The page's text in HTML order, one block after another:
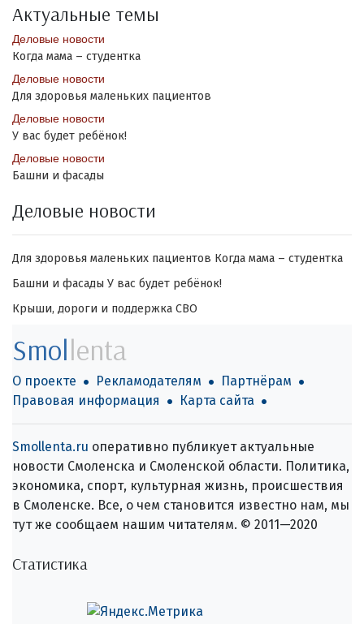
Актуальные темы
Деловые новости
Когда мама – студентка
Деловые новости
Для здоровья маленьких пациентов
Деловые новости
У вас будет ребёнок!
Деловые новости
Башни и фасады
Деловые новости
Для здоровья маленьких пациентов Когда мама – студентка
Башни и фасады У вас будет ребёнок!
Крыши, дороги и поддержка СВО
Smollenta
О проекте Рекламодателям
Партнёрам
Правовая информация
Карта сайта
Smollenta.ru оперативно публикует актуальные
новости Смоленска и Смоленской области. Политика,
экономика, спорт, культурная жизнь, происшествия
в Смоленске. Все, о чем становится известно нам, мы
тут же сообщаем нашим читателям. © 2011—2020
Статистика